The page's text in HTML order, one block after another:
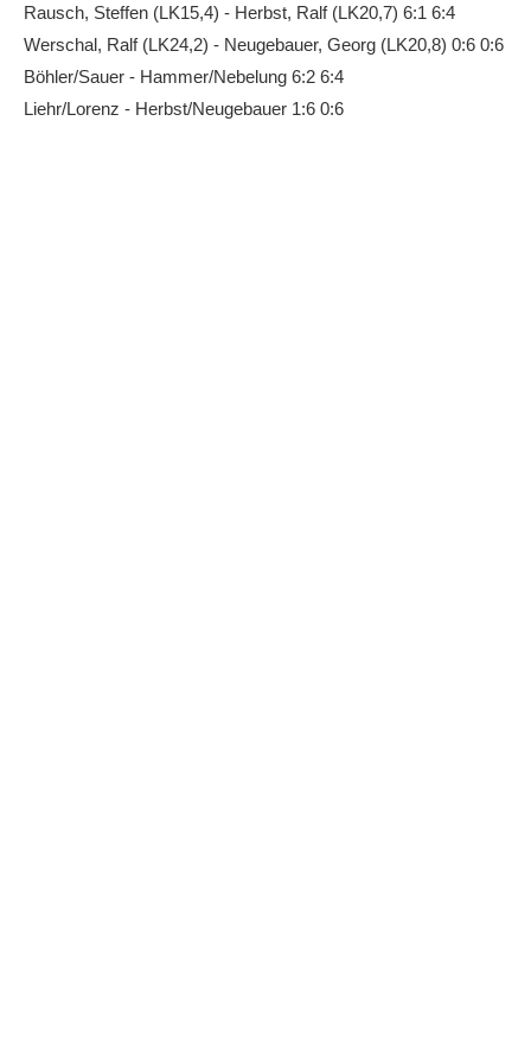
Rausch, Steffen (LK15,4) - Herbst, Ralf (LK20,7) 6:1 6:4
Werschal, Ralf (LK24,2) - Neugebauer, Georg (LK20,8) 0:6 0:6
Böhler/Sauer - Hammer/Nebelung 6:2 6:4
Liehr/Lorenz - Herbst/Neugebauer 1:6 0:6